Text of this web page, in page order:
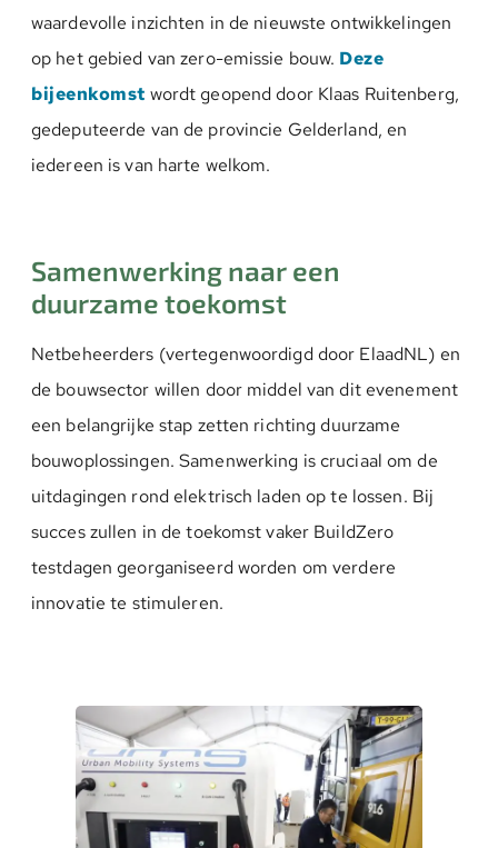
waardevolle inzichten in de nieuwste ontwikkelingen
op het gebied van zero-emissie bouw. Deze
bijeenkomst wordt geopend door Klaas Ruitenberg,
gedeputeerde van de provincie Gelderland, en
iedereen is van harte welkom.
Samenwerking naar een
duurzame toekomst
Netbeheerders (vertegenwoordigd door ElaadNL) en
de bouwsector willen door middel van dit evenement
een belangrijke stap zetten richting duurzame
bouwoplossingen. Samenwerking is cruciaal om de
uitdagingen rond elektrisch laden op te lossen. Bij
succes zullen in de toekomst vaker BuildZero
testdagen georganiseerd worden om verdere
innovatie te stimuleren.